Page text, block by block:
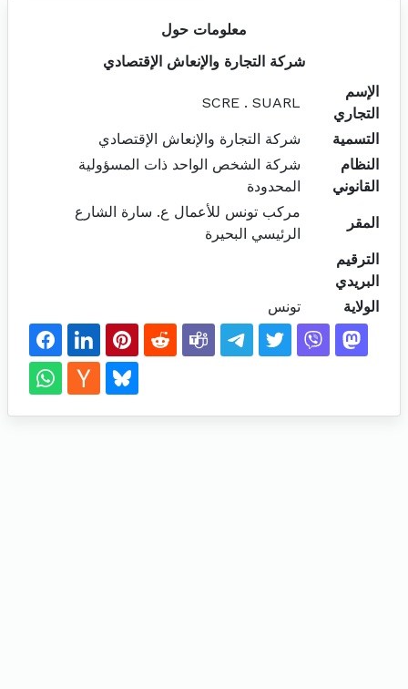
معلومات حول
شركة التجارة والإنعاش الإقتصادي
الإسم
التجاري
SCRE . SUARL
التسمية
شركة التجارة والإنعاش الإقتصادي
النظام
القانوني
شركة الشخص الواحد ذات المسؤولية
المحدودة
المقر
مركب تونس للأعمال ع. سارة الشارع
الرئيسي البحيرة
الترقيم
البريدي
الولاية
تونس